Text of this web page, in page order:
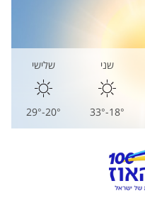
שני
18°-33°
שלישי
20°-29°